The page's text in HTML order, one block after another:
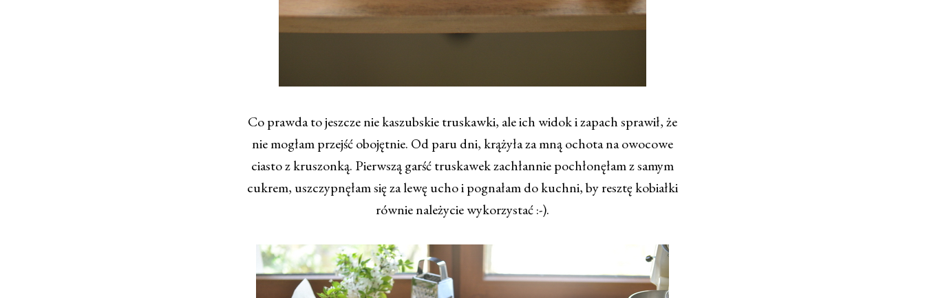
Co prawda to jeszcze nie kaszubskie truskawki, ale ich widok i zapach sprawił, że
nie mogłam przejść obojętnie. Od paru dni, krążyła za mną ochota na owocowe
ciasto z kruszonką. Pierwszą garść truskawek zachłannie pochłonęłam z samym
cukrem, uszczypnęłam się za lewę ucho i pognałam do kuchni, by resztę kobiałki
równie należycie wykorzystać :-).